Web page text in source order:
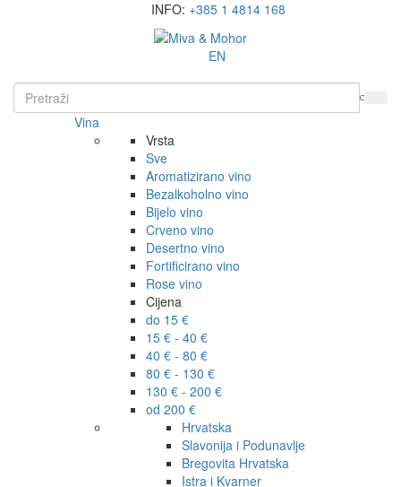
INFO: +385 1 4814 168
EN
Vina
Vrsta
Sve
Aromatizirano vino
Bezalkoholno vino
Bijelo vino
Crveno vino
Desertno vino
Fortificirano vino
Rose vino
Cijena
do 15 €
15 € - 40 €
40 € - 80 €
80 € - 130 €
130 € - 200 €
od 200 €
Hrvatska
Slavonija i Podunavlje
Bregovita Hrvatska
Istra i Kvarner